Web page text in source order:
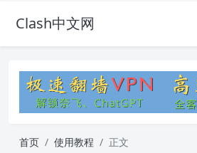
Clash中文网
首页 使用教程 正文